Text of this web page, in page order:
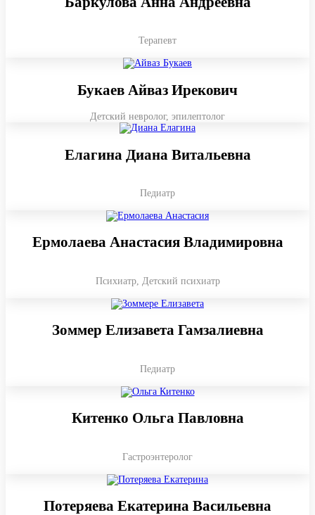
Терапевт
Букаев Айваз Ирекович
Детский невролог, эпилептолог
Елагина Диана Витальевна​
Педиатр
Ермолаева Анастасия Владимировна
Психиатр, Детский психиатр
Зоммер Елизавета​ Гамзалиевна​
Педиатр
Китенко Ольга Павловна​
Гастроэнтеролог
Потеряева Екатерина Васильевна​